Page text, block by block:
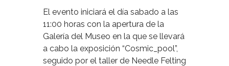
El evento iniciará el día sabado a las
11:00 horas con la apertura de la
Galería del Museo en la que se llevará
a cabo la exposición “Cosmic_pool”,
seguido por el taller de Needle Felting